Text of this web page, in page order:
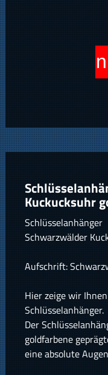
In
Kuckucksuhr
Schlüsselanhänger
Schwarzwälder
Aufschrift:
Hier zeige wir
Schlüsselanhänger.
Der
goldfarbene
eine absolute